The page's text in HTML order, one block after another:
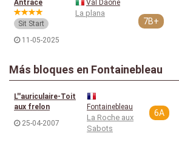
Antrace
Sit Start
11-05-2025
Val Daone
La plana
7B+
Más bloques en Fontainebleau
L''auriculaire-Toit
aux frelon
25-04-2007
Fontainebleau
La Roche aux
Sabots
6A